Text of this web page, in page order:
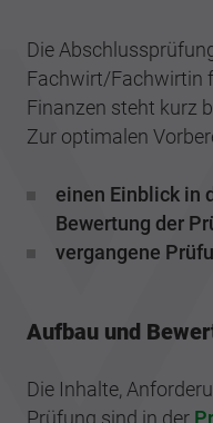
Die
Fachwirt/Fachwirtin
Finanzen steht kurz
Zur optimalen
einen Einblick in
Bewertung der
vergangene
Aufbau und
Die Inhalte,
Prüfung sind in der